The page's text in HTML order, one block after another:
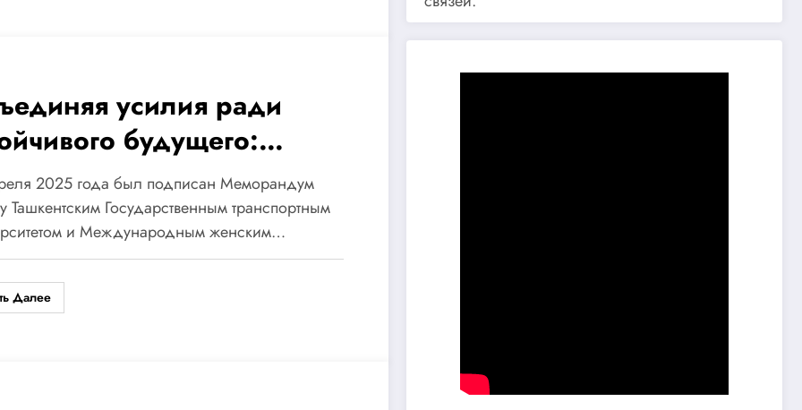
усилия ради
будущего:
технологии и
2025 года был подписан Меморандум
Ташкентским Государственным транспортным
и Международным женским…
Далее